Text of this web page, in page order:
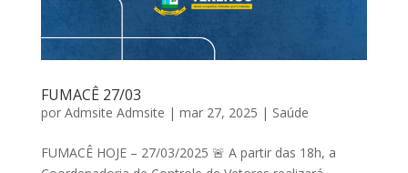
FUMACÊ 27/03
por Admsite Admsite | mar 27, 2025 | Saúde
FUMACÊ HOJE – 27/03/2025 🚨 A partir das 18h, a